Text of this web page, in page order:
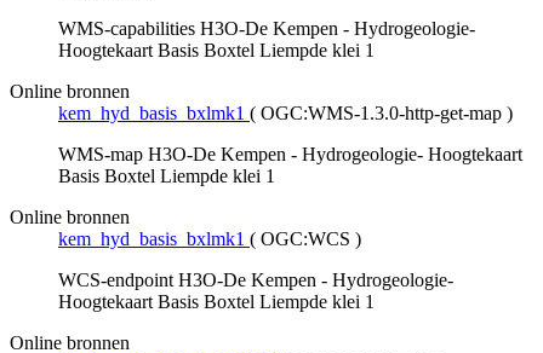
WMS-capabilities H3O-De Kempen - Hydrogeologie-
Hoogtekaart Basis Boxtel Liempde klei 1
Online bronnen
kem_hyd_basis_bxlmk1 ( OGC:WMS-1.3.0-http-get-map )
WMS-map H3O-De Kempen - Hydrogeologie- Hoogtekaart
Basis Boxtel Liempde klei 1
Online bronnen
kem_hyd_basis_bxlmk1 ( OGC:WCS )
WCS-endpoint H3O-De Kempen - Hydrogeologie-
Hoogtekaart Basis Boxtel Liempde klei 1
Online bronnen